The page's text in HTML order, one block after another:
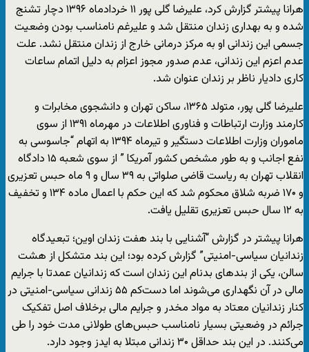
هرانا پیشتر گزارش کرد، علیرضا گلی پور ۱۱ خردادماه ۱۳۹۶ دچار تشنج
شده و به بهداری زندان منتقل شد و علیرغم نامناسب بودن وضعیت
جسمی این زندانی او به مرکز درمانی خارج از زندان منتقل نشد. علت
عدم اعزم این زندانی، عدم صدور مجوز اعزام به دلیل اتمام ساعات
کاری دادیار ناظر بر زندان عنوان شد.
علیرضا گلی پور، متولد ۱۳۶۵، ساکن تهران و دانشجوی مخابرات و
کارمند وزارت ارتباطات و فناوری اطلاعات در مهرماه ۱۳۹۱ از سوی
ماموران وزارت اطلاعات دستگیر و تیرماه ۱۳۹۴ به اتهام “جاسوسی به
نفع اجانب و به طور مشخص کشور آمریکا ” از سوی شعبه ۱۵ دادگاه
انقلاب تهران به ریاست قاضی صلواتی به ۳۹ سال و ۹ ماه حبس تعزیری
و ۱۷۰ ضربه شلاق محکوم شد که این حکم با اعمال ماده ١٣۴ و تخفیف
به ۱۲ سال حبس تعزیری تقلیل یافت.
هرانا پیشتر در گزارش “آشنایی با بند‌ هفت زندان‌ اوین؛ تبعیدگاه
زندانیان سیاسی-امنیتی” گزارش کرده بود؛ این بند متشکل از هشت
سالن، یکی از بندهای بدنام این زندان است که زندانیان عمدتا با جرایم
مالی در آن نگهداری می‌شوند اما دست‌کم ۵۵ زندانی سیاسی-امنیتی در
کنار زندانیان معتاد به مواد مخدر و جرایم مالی برخلاف اصل تفکیک
جرائم در وضعیتی بسیار نامناسب حبس‌های طولانی مدت خود را طی
می‌کنند. در این بند حداقل ۳۰ زندانی مبتلا به ایدز وجود دارد.